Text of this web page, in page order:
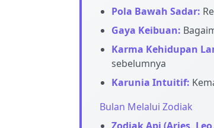
Pola Bawah Sadar:
Gaya Keibuan:
Karma Kehidupan
sebelumnya
Karunia Intuitif:
Bulan Melalui Zodiak